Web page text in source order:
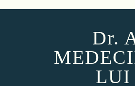
Dr.
LUI